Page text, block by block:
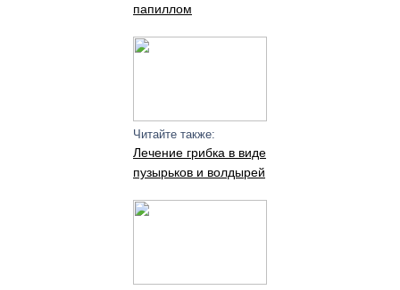
папиллом
Читайте также:
Лечение грибка в виде
пузырьков и волдырей